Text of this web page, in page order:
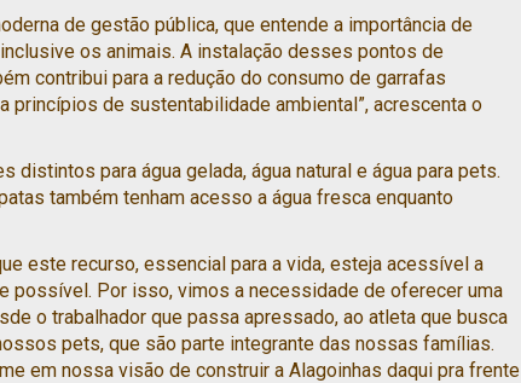
de gestão pública, que entende a importância de
os animais. A instalação desses pontos de
contribui para a redução do consumo de garrafas
princípios de sustentabilidade ambiental”, acrescenta o
para água gelada, água natural e água para pets.
também tenham acesso a água fresca enquanto
este recurso, essencial para a vida, esteja acessível a
possível. Por isso, vimos a necessidade de oferecer uma
o trabalhador que passa apressado, ao atleta que busca
pets, que são parte integrante das nossas famílias.
em nossa visão de construir a Alagoinhas daqui pra frente